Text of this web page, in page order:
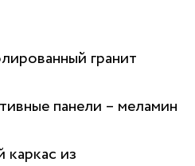
гранит
панели – меламин
каркас из